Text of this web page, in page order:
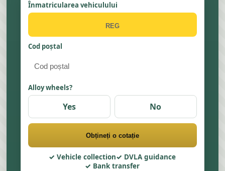
Înmatricularea vehiculului
Cod poștal
Alloy wheels?
Yes No
Obțineți o cotație
Vehicle collection
DVLA guidance
Bank transfer